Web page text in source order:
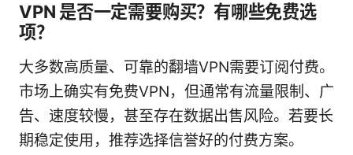
VPN 是否一定需要购买？有哪些免费选
项？
大多数高质量、可靠的翻墙VPN需要订阅付费。
市场上确实有免费VPN，但通常有流量限制、广
告、速度较慢，甚至存在数据出售风险。若要长
期稳定使用，推荐选择信誉好的付费方案。